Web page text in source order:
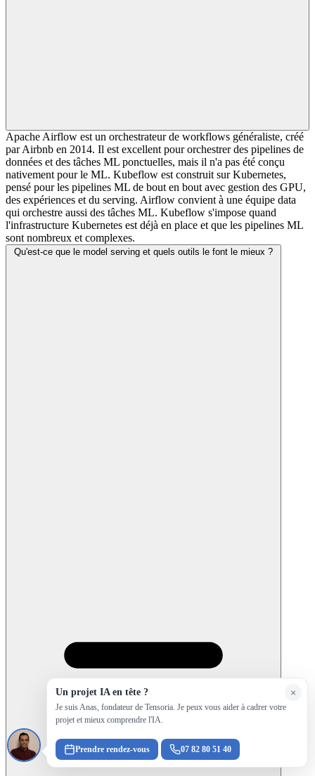
Apache Airflow est un orchestrateur de workflows généraliste, créé
par Airbnb en 2014. Il est excellent pour orchestrer des pipelines de
données et des tâches ML ponctuelles, mais il n'a pas été conçu
nativement pour le ML. Kubeflow est construit sur Kubernetes,
pensé pour les pipelines ML de bout en bout avec gestion des GPU,
des expériences et du serving. Airflow convient à une équipe data
qui orchestre aussi des tâches ML. Kubeflow s'impose quand
l'infrastructure Kubernetes est déjà en place et que les pipelines ML
sont nombreux et complexes.
Qu'est-ce que le model serving et quels outils le font le mieux ?
×
Un projet IA en tête ?
Je suis Anas, fondateur de Tensoria. Je peux vous aider à cadrer votre
projet et mieux comprendre l'IA.
Prendre rendez-vous 07 82 80 51 40